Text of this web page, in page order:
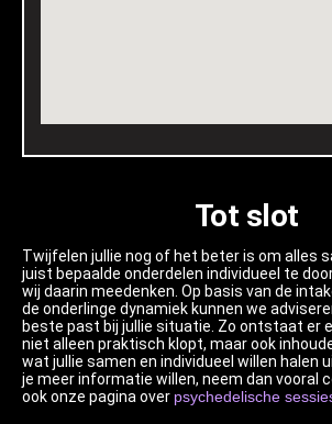
Tot slot
Twijfelen jullie nog of het beter is om alles
juist bepaalde onderdelen individueel te
wij daarin meedenken. Op basis van de
de onderlinge dynamiek kunnen we
beste past bij jullie situatie. Zo ontstaat er
niet alleen praktisch klopt, maar ook
wat jullie samen en individueel willen halen
je meer informatie willen, neem dan vooral
ook onze pagina over psychedelische